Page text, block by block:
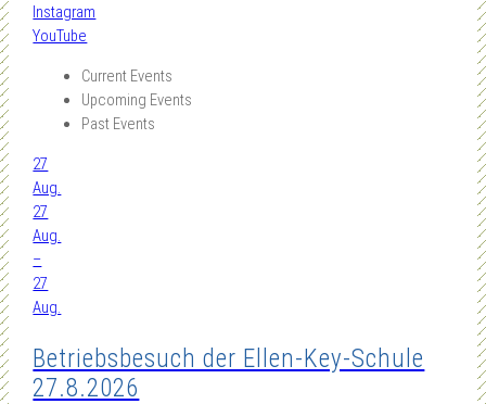
Instagram
YouTube
Current Events
Upcoming Events
Past Events
27
Aug.
27
Aug.
–
27
Aug.
Betriebsbesuch der Ellen-Key-Schule
27.8.2026